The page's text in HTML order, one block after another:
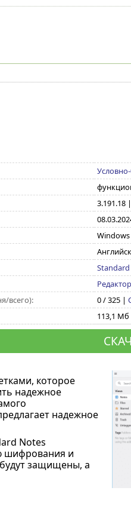
3.191.18|
Windows
всего):
0 / 325 |
113,1 Мб
которое
надежное
надежное
Notes
шифрования и
защищены, а